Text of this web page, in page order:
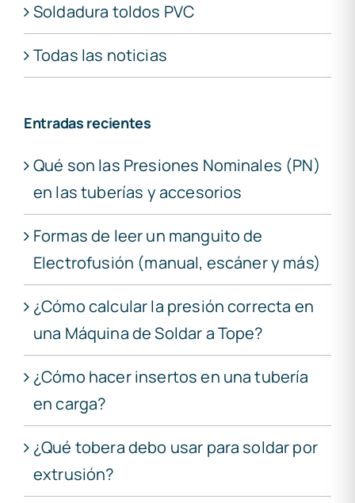
Soldadura toldos PVC
Todas las noticias
Entradas recientes
Qué son las Presiones Nominales (PN)
en las tuberías y accesorios
Formas de leer un manguito de
Electrofusión (manual, escáner y más)
¿Cómo calcular la presión correcta en
una Máquina de Soldar a Tope?
¿Cómo hacer insertos en una tubería
en carga?
¿Qué tobera debo usar para soldar por
extrusión?